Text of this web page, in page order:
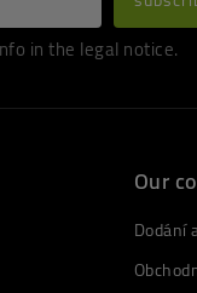
in the legal notice.
Our
Dodání